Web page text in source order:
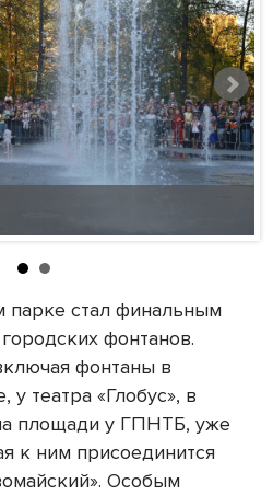
парке стал финальным
фонтанов.
фонтаны в
театра «Глобус», в
площади у ГПНТБ, уже
к ним присоединится
Особым